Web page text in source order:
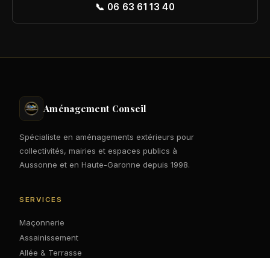
📞 06 63 61 13 40
Aménagement Conseil
Spécialiste en aménagements extérieurs pour
collectivités, mairies et espaces publics à
Aussonne et en Haute-Garonne depuis 1998.
SERVICES
Maçonnerie
Assainissement
Allée & Terrasse